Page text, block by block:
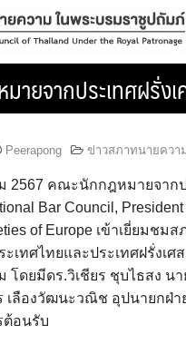
ยจากประเทศฝรั่งเ
Peerapong ข่าวสภาทนายควา
2567 คณะนักกฎหมายจากปร
Bar Council,
of Europe เข้าเยี่ยมช
เทศไทยและประเทศฝรั่งเ
โดยมีดร.วิเชียร ชุบไธสง น
เลืองวัฒนะวณิช อุปนายกฝ่
ต้อนรับ